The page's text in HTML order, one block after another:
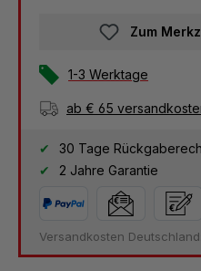
Zum
1-3 Werktage
ab € 65
30 Tage
2 Jahre Garantie
Versandkosten